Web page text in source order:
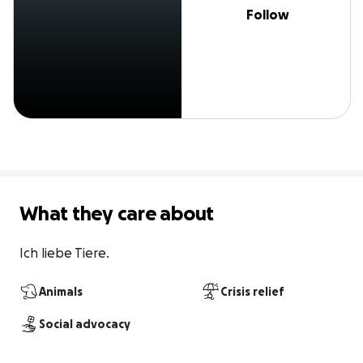
Follow
What they care about
Ich liebe Tiere.
Animals Crisis relief
Social advocacy